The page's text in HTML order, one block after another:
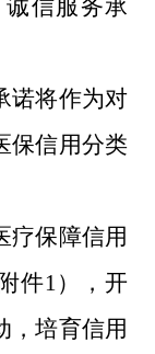
信服务承
诺将作为对
保信用分类
疗保障信用
附件1）
，开
，培育信用